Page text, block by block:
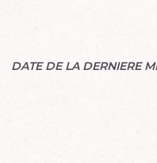
DATE DE LA DERNIERE